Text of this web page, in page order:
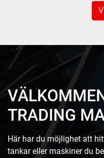
TRADING
Här har du möjlighet att
tankar eller maskiner du